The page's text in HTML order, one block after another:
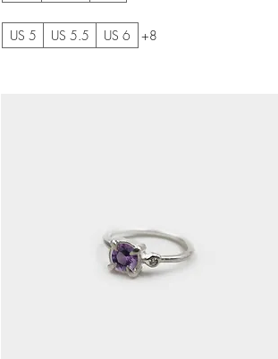
US 5 US 5.5 US 6 +8